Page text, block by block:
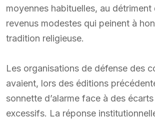
moyennes habituelles, au détriment
revenus modestes qui peinent à
tradition religieuse.
Les organisations de défense des
avaient, lors des éditions
sonnette d’alarme face à des
excessifs. La réponse